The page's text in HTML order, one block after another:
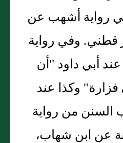
في رواية أشهب عن
قطني. وفي رواية
أبي داود "أن
فزارة" وكذا عند
من رواية
عن ابن شهاب،